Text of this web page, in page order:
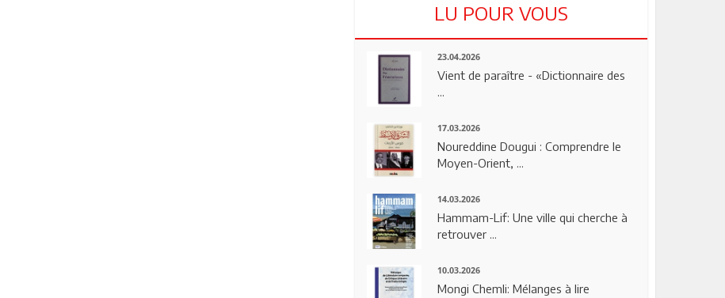
LU POUR VOUS
23.04.2026
Vient de paraître - «Dictionnaire des
...
17.03.2026
Noureddine Dougui : Comprendre le
Moyen-Orient, ...
14.03.2026
Hammam-Lif: Une ville qui cherche à
retrouver ...
10.03.2026
Mongi Chemli: Mélanges à lire